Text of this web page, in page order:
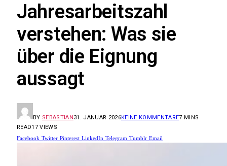
Jahresarbeitszahl
verstehen: Was sie
über die Eignung
aussagt
BY SEBASTIAN31. JANUAR 2026KEINE KOMMENTARE7 MINS
READ17VIEWS
Facebook Twitter Pinterest LinkedIn Telegram Tumblr Email